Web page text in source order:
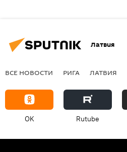
Латвия
ВСЕ НОВОСТИ РИГА ЛАТВИЯ
OK Rutube